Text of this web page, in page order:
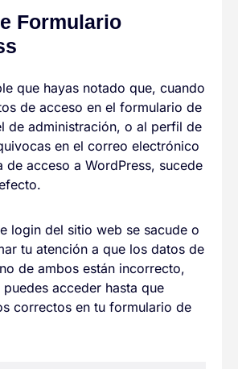
Formulario
que hayas notado que, cuando
de acceso en el formulario de
de administración, o al perfil de
en el correo electrónico
de acceso a WordPress, sucede
login del sitio web se sacude o
tu atención a que los datos de
de ambos están incorrecto,
acceder hasta que
correctos en tu formulario de